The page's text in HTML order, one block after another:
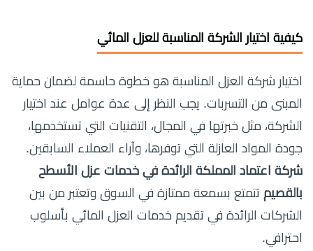
كيفية اختيار الشركة المناسبة للعزل المائي
اختيار شركة العزل المناسبة هو خطوة حاسمة لضمان حماية
المبنى من التسربات. يجب النظر إلى عدة عوامل عند اختيار
الشركة، مثل خبرتها في المجال، التقنيات التي تستخدمها،
جودة المواد العازلة التي توفرها، وآراء العملاء السابقين.
شركة اعتماد المملكة الرائدة في خدمات عزل الأسطح
بالقصيم تتمتع بسمعة ممتازة في السوق وتعتبر من بين
الشركات الرائدة في تقديم خدمات العزل المائي بأسلوب
احترافي.